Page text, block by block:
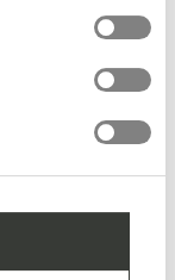
momento le